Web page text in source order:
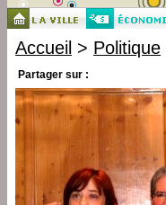
Accueil > Politique
Partager sur :